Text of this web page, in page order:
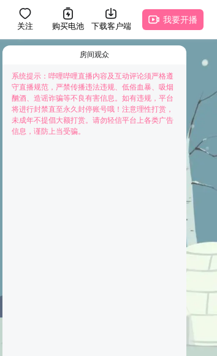
关注 购买电池 下载客户端
我要开播
房间观众
快来抢占前排为主播打Call吧
系统提示：哔哩哔哩直播内容及互动评论须严格遵
守直播规范，严禁传播违法违规、低俗血暴、吸烟
酗酒、造谣诈骗等不良有害信息。如有违规，平台
将进行封禁直至永久封停账号哦！注意理性打赏，
未成年不提倡大额打赏。请勿轻信平台上各类广告
信息，谨防上当受骗。